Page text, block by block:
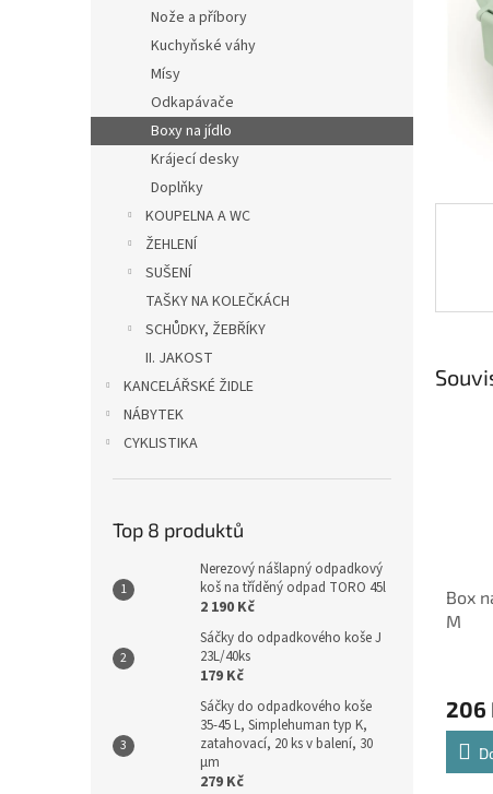
Nože a příbory
Kuchyňské váhy
Mísy
Odkapávače
Boxy na jídlo
Krájecí desky
Doplňky
KOUPELNA A WC
ŽEHLENÍ
SUŠENÍ
TAŠKY NA KOLEČKÁCH
SCHŮDKY, ŽEBŘÍKY
II. JAKOST
KANCELÁŘSKÉ ŽIDLE
NÁBYTEK
CYKLISTIKA
Top 8 produktů
Nerezový nášlapný odpadkový
koš na tříděný odpad TORO 45l
2 190 Kč
Sáčky do odpadkového koše J
23L/40ks
179 Kč
Sáčky do odpadkového koše
35-45 L, Simplehuman typ K,
zatahovací, 20 ks v balení, 30
µm
279 Kč
Box
M
206